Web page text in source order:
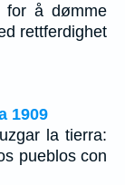
for å dømme
rettferdighet
1909
la tierra:
pueblos con